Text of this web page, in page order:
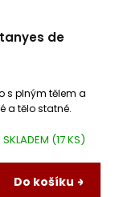
de
SKLADEM (17 KS)
Do košíku
s plným tělem a
a tělo statné.